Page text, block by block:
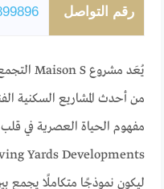
رقم التواصل
من أحدث المشاريع السكنية
مفهوم الحياة العصرية في
ليكون نموذجًا متكاملًا يجمع